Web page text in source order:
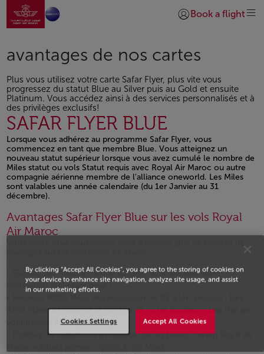
Saut au contenu principal
Aller à la page accueil
Se connecter |
Book a flight
avantages de nos cartes
Plus vous utilisez votre carte Safar Flyer, plus vite vous
progressez du statut Blue au Silver puis au Gold et ensuite
Platinum. Vous accédez ainsi à des services personnalisés et à
des privilèges exclusifs!
SAFAR FLYER BLUE
Lorsque vous adhérez au programme Safar Flyer, vous
commencez en tant que membre Blue. Vous atteignez un
nouveau statut supérieur lorsque vous avez cumulé le nombre de
Miles statut ou vols Statut requis avec Royal Air Maroc ou autre
compagnie aérienne membre de l'alliance oneworld. Les Miles
sont valables une année calendaire (du 1er Janvier au 31
décembre).
Avantages Safar Flyer Blue sur les vols Royal
Air Maroc
Gagnez des Miles à chaque voyage, quel que soit votre
destination ou le tarif payé !
3750 Miles, découvrez le confort de notre Business class (sur un
vol Intérieur Maroc)
Profitez de réductions exclusives sur les billets d’avion Royal Air
By clicking “Accept All Cookies”, you agree to the storing of cookies on
your device to enhance site navigation, analyze site usage, and assist
in our marketing efforts.
Accept All Cookies
Cookies Settings